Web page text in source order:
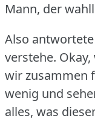
Mann, der
Also antwortete
verstehe.
wir zusammen
wenig und
alles, was